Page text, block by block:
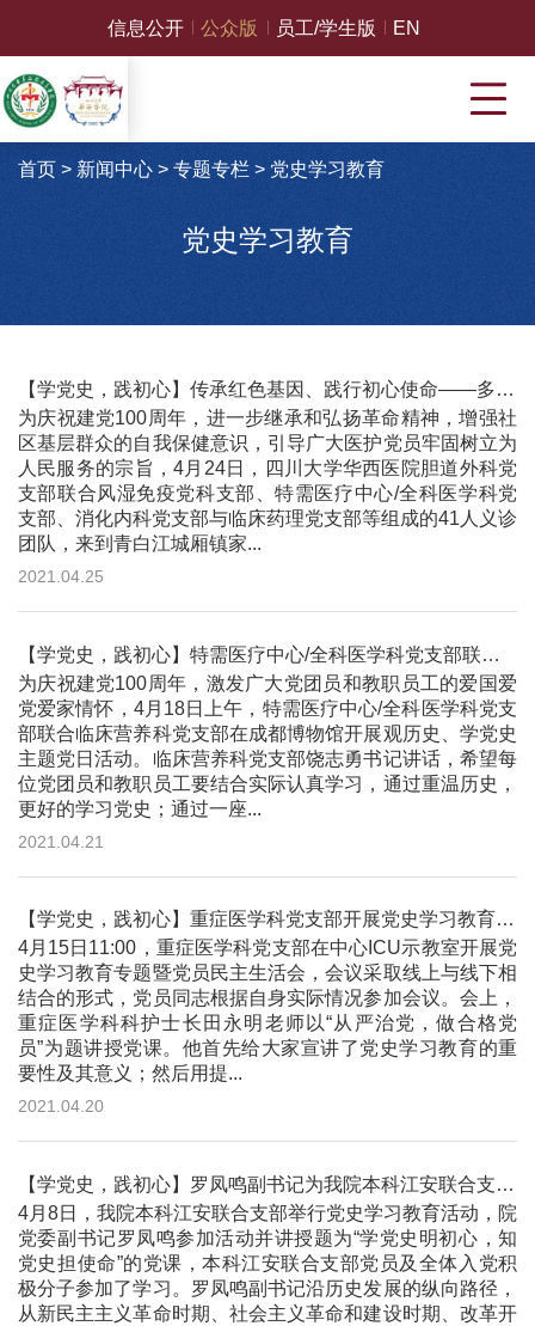
信息公开 公众版 员工/学生版 EN
首页 > 新闻中心> 专题专栏> 党史学习教育
党史学习教育
【学党史，践初心】传承红色基因、践行初心使命——多科联合党支部下基层开展义诊、重温党史红色教育活动
为庆祝建党100周年，进一步继承和弘扬革命精神，增强社
区基层群众的自我保健意识，引导广大医护党员牢固树立为
人民服务的宗旨，4月24日，四川大学华西医院胆道外科党
支部联合风湿免疫党科支部、特需医疗中心/全科医学科党
支部、消化内科党支部与临床药理党支部等组成的41人义诊
团队，来到青白江城厢镇家...
2021.04.25
【学党史，践初心】特需医疗中心/全科医学科党支部联合临床营养科党支部开展观历史、学党史主题党日活动
为庆祝建党100周年，激发广大党团员和教职员工的爱国爱
党爱家情怀，4月18日上午，特需医疗中心/全科医学科党支
部联合临床营养科党支部在成都博物馆开展观历史、学党史
主题党日活动。临床营养科党支部饶志勇书记讲话，希望每
位党团员和教职员工要结合实际认真学习，通过重温历史，
更好的学习党史；通过一座...
2021.04.21
【学党史，践初心】重症医学科党支部开展党史学习教育专题暨党员民主生活会
4月15日11:00，重症医学科党支部在中心ICU示教室开展党
史学习教育专题暨党员民主生活会，会议采取线上与线下相
结合的形式，党员同志根据自身实际情况参加会议。会上，
重症医学科科护士长田永明老师以“从严治党，做合格党
员”为题讲授党课。他首先给大家宣讲了党史学习教育的重
要性及其意义；然后用提...
2021.04.20
【学党史，践初心】罗凤鸣副书记为我院本科江安联合支部讲授党课
4月8日，我院本科江安联合支部举行党史学习教育活动，院
党委副书记罗凤鸣参加活动并讲授题为“学党史明初心，知
党史担使命”的党课，本科江安联合支部党员及全体入党积
极分子参加了学习。罗凤鸣副书记沿历史发展的纵向路径，
从新民主主义革命时期、社会主义革命和建设时期、改革开